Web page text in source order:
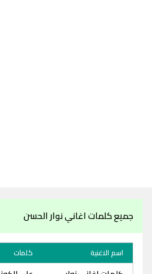
جميع كلمات اغاني نوار الحسن
اسم الاغنية كلمات